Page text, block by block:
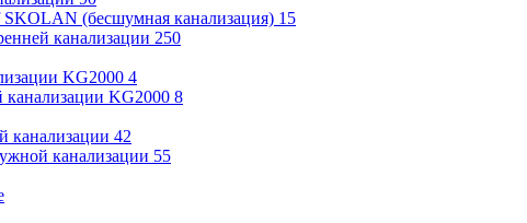
(бесшумная канализация) 15
канализации 250
KG2000 4
KG2000 8
канализации 42
канализации 55